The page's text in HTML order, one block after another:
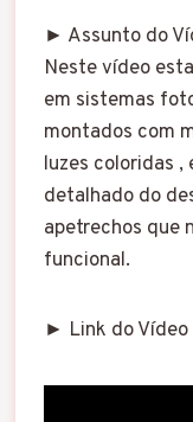
► Assunto do
Neste vídeo
em sistemas
montados com
luzes coloridas ,
detalhado do
apetrechos que
funcional.
► Link do Vídeo